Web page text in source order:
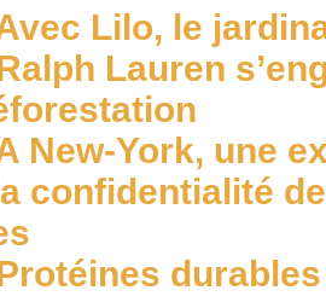
Lilo, le
Lauren
New-York, une
confidentialité